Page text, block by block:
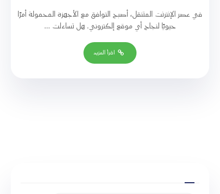
في عصر الإنترنت المتنقل، أصبح التوافق مع الأجهزة المحمولة أمرًا
حيويًا لنجاح أي موقع إلكتروني. هل تساءلت ...
اقرأ المزيد